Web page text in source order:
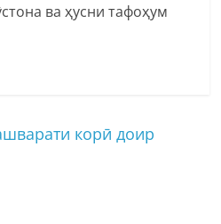
ва ҳусни тафоҳум
корӣ доир